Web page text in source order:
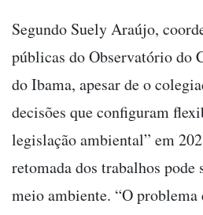
Segundo Suely Araújo,
públicas do Observatório do
do Ibama, apesar de o
decisões que configuram
legislação ambiental” em
retomada dos trabalhos
meio ambiente. “O problema